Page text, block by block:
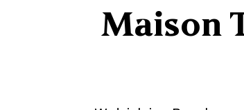
Maison